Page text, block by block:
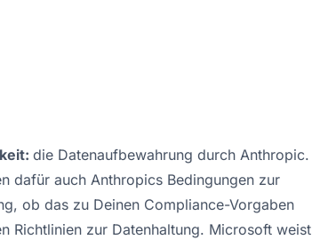
die Datenaufbewahrung durch Anthropic.
dafür auch Anthropics Bedingungen zur
ob das zu Deinen Compliance-Vorgaben
Richtlinien zur Datenhaltung. Microsoft weist